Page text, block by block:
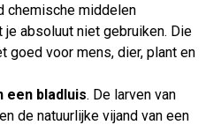
chemische middelen
je absoluut niet gebruiken. Die
goed voor mens, dier, plant en
een bladluis. De larven van
de natuurlijke vijand van een